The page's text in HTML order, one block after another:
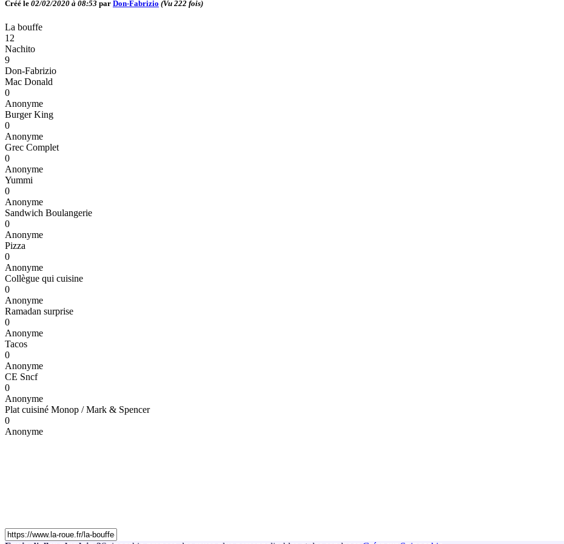
Créé le 02/02/2020 à 08:53 par Don-Fabrizio (Vu 222 fois)
La bouffe
12
Nachito
9
Don-Fabrizio
Mac Donald
0
Anonyme
Burger King
0
Anonyme
Grec Complet
0
Anonyme
Yummi
0
Anonyme
Sandwich Boulangerie
0
Anonyme
Pizza
0
Anonyme
Collègue qui cuisine
0
Anonyme
Ramadan surprise
0
Anonyme
Tacos
0
Anonyme
CE Sncf
0
Anonyme
Plat cuisiné Monop / Mark & Spencer
0
Anonyme